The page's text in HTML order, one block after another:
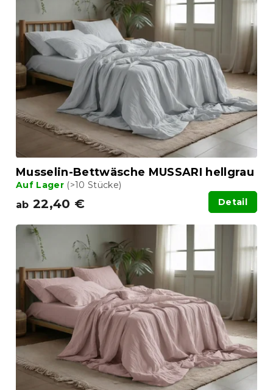
Musselin-Bettwäsche MUSSARI hellgrau
Auf Lager (>10 Stücke)
ab 22,40 € Detail